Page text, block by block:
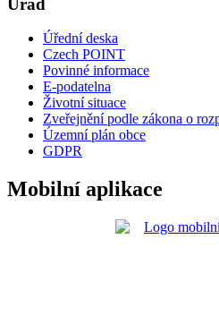
Úřad
Úřední deska
Czech POINT
Povinné informace
E-podatelna
Životní situace
Zveřejnění podle zákona o
Územní plán obce
GDPR
Mobilní aplikace